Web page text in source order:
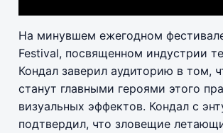
На минувшем ежегодном
Festival, посвященном индустрии
Кондал заверил аудиторию в том,
станут главными героями этого
визуальных эффектов. Кондал с
подтвердил, что зловещие